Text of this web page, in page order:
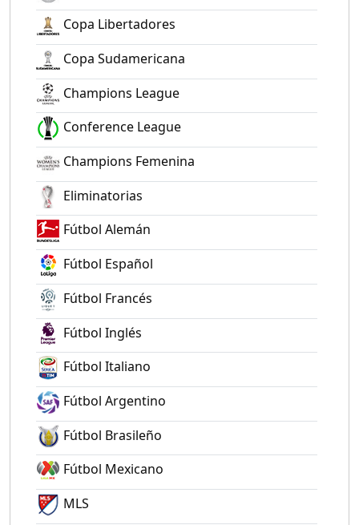
Copa Libertadores
Copa Sudamericana
Champions League
Conference League
Champions Femenina
Eliminatorias
Fútbol Alemán
Fútbol Español
Fútbol Francés
Fútbol Inglés
Fútbol Italiano
Fútbol Argentino
Fútbol Brasileño
Fútbol Mexicano
MLS